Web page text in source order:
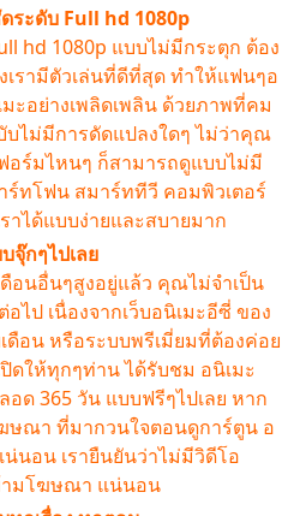
ระดับ Full hd 1080p
hd 1080p แบบไม่มีกระตุก ต้อง
เรามีตัวเล่นที่ดีที่สุด ทำให้แฟนๆอ
ะอย่างเพลิดเพลิน ด้วยภาพที่คม
ไม่มีการดัดแปลงใดๆ ไม่ว่าคุณ
ร์มไหนๆ ก็สามารถดูแบบไม่มี
ทโฟน สมาร์ททีวี คอมพิวเตอร์
าได้แบบง่ายและสบายมาก
จุ๊กๆไปเลย
อนอื่นๆสูงอยู่แล้ว คุณไม่จำเป็น
ไป เนื่องจากเว็บอนิเมะอีซี่ ของ
ดือน หรือระบบพรีเมี่ยมที่ต้องค่อย
ปิดให้ทุกๆท่าน ได้รับชม อนิเมะ
ด 365 วัน แบบฟรีๆไปเลย หาก
ษณา ที่มากวนใจตอนดูการ์ตูน อ
นอน เรายืนยันว่าไม่มีวิดีโอ
มโฆษณา แน่นอน